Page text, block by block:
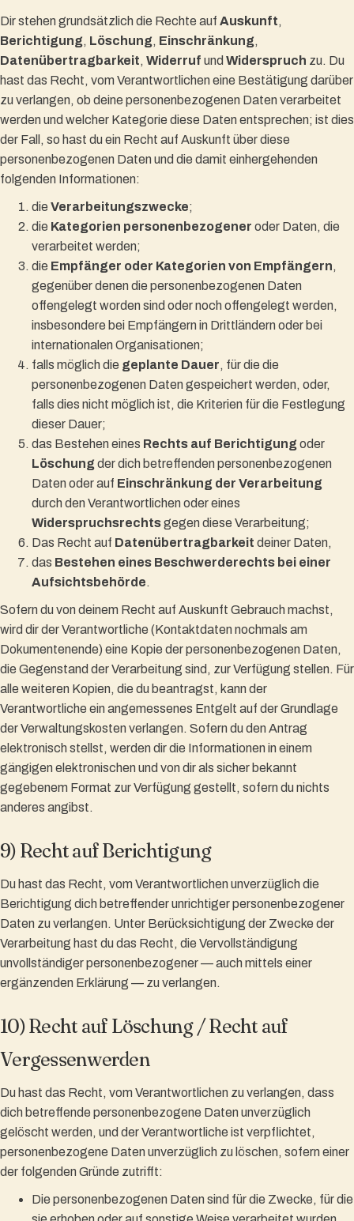
Dir stehen grundsätzlich die Rechte auf Auskunft,
Berichtigung, Löschung, Einschränkung,
Datenübertragbarkeit, Widerruf und Widerspruch zu. Du
hast das Recht, vom Verantwortlichen eine Bestätigung darüber
zu verlangen, ob deine personenbezogenen Daten verarbeitet
werden und welcher Kategorie diese Daten entsprechen; ist dies
der Fall, so hast du ein Recht auf Auskunft über diese
personenbezogenen Daten und die damit einhergehenden
folgenden Informationen:
die Verarbeitungszwecke;
die Kategorien personenbezogener oder Daten, die
verarbeitet werden;
die Empfänger oder Kategorien von Empfängern,
gegenüber denen die personenbezogenen Daten
offengelegt worden sind oder noch offengelegt werden,
insbesondere bei Empfängern in Drittländern oder bei
internationalen Organisationen;
falls möglich die geplante Dauer, für die die
personenbezogenen Daten gespeichert werden, oder,
falls dies nicht möglich ist, die Kriterien für die Festlegung
dieser Dauer;
das Bestehen eines Rechts auf Berichtigung oder
Löschung der dich betreffenden personenbezogenen
Daten oder auf Einschränkung der Verarbeitung
durch den Verantwortlichen oder eines
Widerspruchsrechtsgegen diese Verarbeitung;
Das Recht auf Datenübertragbarkeit deiner Daten,
das Bestehen eines Beschwerderechts bei einer
Aufsichtsbehörde.
Sofern du von deinem Recht auf Auskunft Gebrauch machst,
wird dir der Verantwortliche (Kontaktdaten nochmals am
Dokumentenende) eine Kopie der personenbezogenen Daten,
die Gegenstand der Verarbeitung sind, zur Verfügung stellen. Für
alle weiteren Kopien, die du beantragst, kann der
Verantwortliche ein angemessenes Entgelt auf der Grundlage
der Verwaltungskosten verlangen. Sofern du den Antrag
elektronisch stellst, werden dir die Informationen in einem
gängigen elektronischen und von dir als sicher bekannt
gegebenem Format zur Verfügung gestellt, sofern du nichts
anderes angibst.
9) Recht auf Berichtigung
Du hast das Recht, vom Verantwortlichen unverzüglich die
Berichtigung dich betreffender unrichtiger personenbezogener
Daten zu verlangen. Unter Berücksichtigung der Zwecke der
Verarbeitung hast du das Recht, die Vervollständigung
unvollständiger personenbezogener — auch mittels einer
ergänzenden Erklärung — zu verlangen.
10) Recht auf Löschung / Recht auf
Vergessenwerden
Du hast das Recht, vom Verantwortlichen zu verlangen, dass
dich betreffende personenbezogene Daten unverzüglich
gelöscht werden, und der Verantwortliche ist verpflichtet,
personenbezogene Daten unverzüglich zu löschen, sofern einer
der folgenden Gründe zutrifft:
Die personenbezogenen Daten sind für die Zwecke, für die